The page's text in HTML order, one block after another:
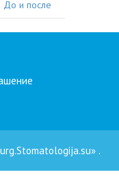
До и после
.